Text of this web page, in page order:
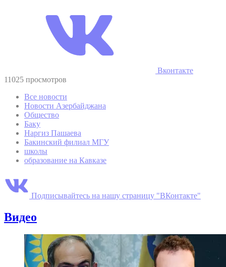
Вконтакте
11025 просмотров
Все новости
Новости Азербайджана
Общество
Баку
Наргиз Пашаева
Бакинский филиал МГУ
школы
образование на Кавказе
Подписывайтесь на нашу страницу "ВКонтакте"
Видео